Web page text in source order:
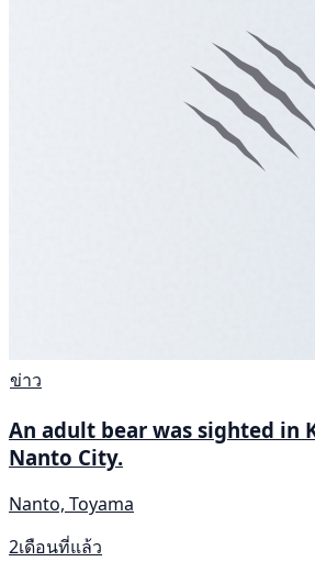
ข่าว
An adult bear was sighted in
Nanto City.
Nanto, Toyama
2เดือนที่แล้ว